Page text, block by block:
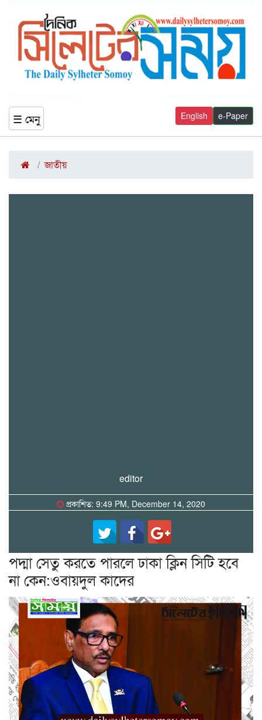
☰ মেনু e-Paper
English
জাতীয়
editor
প্রকাশিত: 9:49 PM, December 14, 2020
পদ্মা সেতু করতে পারলে ঢাকা ক্লিন সিটি হবে
না কেন:ওবায়দুল কাদের